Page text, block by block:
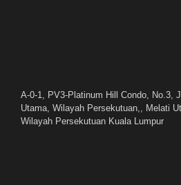
A-0-1, PV3-Platinum Hill Condo, No.3,
Utama, Wilayah Persekutuan,, Melati
Wilayah Persekutuan Kuala Lumpur